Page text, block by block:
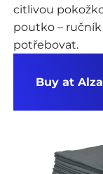
citlivou
poutko –
potřebovat.
Buy at